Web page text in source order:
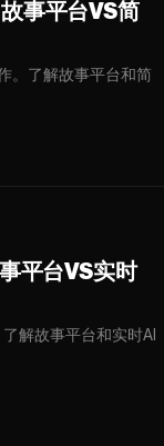
事平台VS简
。了解故事平台和简
平台VS实时
解故事平台和实时AI